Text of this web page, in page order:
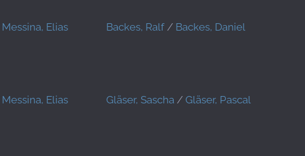
Messina, Elias Backes, Ralf / Backes, Daniel
Messina, Elias Gläser, Sascha / Gläser, Pascal